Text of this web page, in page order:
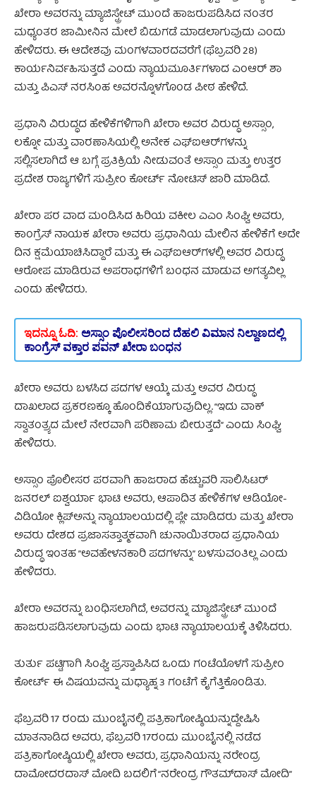
ಖೇರಾ ಅವರನ್ನು ಮ್ಯಾಜಿಸ್ಟ್ರೇಟ್ ಮುಂದೆ ಹಾಜರುಪಡಿಸಿದ ನಂತರ
ಮಧ್ಯಂತರ ಜಾಮೀನಿನ ಮೇಲೆ ಬಿಡುಗಡೆ ಮಾಡಲಾಗುವುದು ಎಂದು
ಹೇಳಿದರು. ಈ ಆದೇಶವು ಮಂಗಳವಾರದವರೆಗೆ (ಫೆಬ್ರವರಿ 28)
ಕಾರ್ಯನಿರ್ವಹಿಸುತ್ತದೆ ಎಂದು ನ್ಯಾಯಮೂರ್ತಿಗಳಾದ ಎಂಆರ್ ಶಾ
ಮತ್ತು ಪಿಎಸ್ ನರಸಿಂಹ ಅವರನ್ನೊಳಗೊಂಡ ಪೀಠ ಹೇಳಿದೆ.
ಪ್ರಧಾನಿ ವಿರುದ್ಧದ ಹೇಳಿಕೆಗಳಿಗಾಗಿ ಖೇರಾ ಅವರ ವಿರುದ್ಧ ಅಸ್ಸಾಂ,
ಲಕ್ನೋ ಮತ್ತು ವಾರಣಾಸಿಯಲ್ಲಿ ಅನೇಕ ಎಫ್‌ಐಆರ್‌ಗಳನ್ನು
ಸಲ್ಲಿಸಲಾಗಿದೆ ಆ ಬಗ್ಗೆ ಪ್ರತಿಕ್ರಿಯೆ ನೀಡುವಂತೆ ಅಸ್ಸಾಂ ಮತ್ತು ಉತ್ತರ
ಪ್ರದೇಶ ರಾಜ್ಯಗಳಿಗೆ ಸುಪ್ರೀಂ ಕೋರ್ಟ್ ನೋಟಿಸ್ ಜಾರಿ ಮಾಡಿದೆ.
ಖೇರಾ ಪರ ವಾದ ಮಂಡಿಸಿದ ಹಿರಿಯ ವಕೀಲ ಎಎಂ ಸಿಂಘ್ವಿ ಅವರು,
ಕಾಂಗ್ರೆಸ್ ನಾಯಕ ಖೇರಾ ಅವರು ಪ್ರಧಾನಿಯ ಮೇಲಿನ ಹೇಳಿಕೆಗೆ ಅದೇ
ದಿನ ಕ್ಷಮೆಯಾಚಿಸಿದ್ದಾರೆ ಮತ್ತು ಈ ಎಫ್‌ಐಆರ್‌ಗಳಲ್ಲಿ ಅವರ ವಿರುದ್ಧ
ಆರೋಪ ಮಾಡಿರುವ ಅಪರಾಧಗಳಿಗೆ ಬಂಧನ ಮಾಡುವ ಅಗತ್ಯವಿಲ್ಲ
ಎಂದು ಹೇಳಿದರು.
ಇದನ್ನೂ ಓದಿ: ಅಸ್ಸಾಂ ಪೊಲೀಸರಿಂದ ದೆಹಲಿ ವಿಮಾನ ನಿಲ್ದಾಣದಲ್ಲಿ
ಕಾಂಗ್ರೆಸ್ ವಕ್ತಾರ ಪವನ್ ಖೇರಾ ಬಂಧನ
ಖೇರಾ ಅವರು ಬಳಸಿದ ಪದಗಳ ಆಯ್ಕೆ ಮತ್ತು ಅವರ ವಿರುದ್ಧ
ದಾಖಲಾದ ಪ್ರಕರಣಕ್ಕೂ ಹೊಂದಿಕೆಯಾಗುವುದಿಲ್ಲ. “ಇದು ವಾಕ್
ಸ್ವಾತಂತ್ರ್ಯದ ಮೇಲೆ ನೇರವಾಗಿ ಪರಿಣಾಮ ಬೀರುತ್ತದೆ” ಎಂದು ಸಿಂಘ್ವಿ
ಹೇಳಿದರು.
ಅಸ್ಸಾಂ ಪೊಲೀಸರ ಪರವಾಗಿ ಹಾಜರಾದ ಹೆಚ್ಚುವರಿ ಸಾಲಿಸಿಟರ್
ಜನರಲ್ ಐಶ್ವರ್ಯಾ ಭಾಟಿ ಅವರು, ಆಪಾದಿತ ಹೇಳಿಕೆಗಳ ಆಡಿಯೋ-
ವಿಡಿಯೋ ಕ್ಲಿಪ್‌ಅನ್ನು ನ್ಯಾಯಾಲಯದಲ್ಲಿ ಪ್ಲೇ ಮಾಡಿದರು ಮತ್ತು ಖೇರಾ
ಅವರು ದೇಶದ ಪ್ರಜಾಸತ್ತಾತ್ಮಕವಾಗಿ ಚುನಾಯಿತರಾದ ಪ್ರಧಾನಿಯ
ವಿರುದ್ಧ ಇಂತಹ ”ಅವಹೇಳನಕಾರಿ ಪದಗಳನ್ನು” ಬಳಸುವಂತಿಲ್ಲ ಎಂದು
ಹೇಳಿದರು.
ಖೇರಾ ಅವರನ್ನು ಬಂಧಿಸಲಾಗಿದೆ, ಅವರನ್ನು ಮ್ಯಾಜಿಸ್ಟ್ರೇಟ್ ಮುಂದೆ
ಹಾಜರುಪಡಿಸಲಾಗುವುದು ಎಂದು ಭಾಟಿ ನ್ಯಾಯಾಲಯಕ್ಕೆ ತಿಳಿಸಿದರು.
ತುರ್ತು ಪಟ್ಟಿಗಾಗಿ ಸಿಂಘ್ವಿ ಪ್ರಸ್ತಾಪಿಸಿದ ಒಂದು ಗಂಟೆಯೊಳಗೆ ಸುಪ್ರೀಂ
ಕೋರ್ಟ್ ಈ ವಿಷಯವನ್ನು ಮಧ್ಯಾಹ್ನ 3 ಗಂಟೆಗೆ ಕೈಗೆತ್ತಿಕೊಂಡಿತು.
ಫೆಬ್ರವರಿ 17 ರಂದು ಮುಂಬೈನಲ್ಲಿ ಪತ್ರಿಕಾಗೋಷ್ಠಿಯನ್ನುದ್ದೇಷಿಸಿ
ಮಾತನಾಡಿದ ಅವರು, ಫೆಬ್ರವರಿ 17ರಂದು ಮುಂಬೈನಲ್ಲಿ ನಡೆದ
ಪತ್ರಿಕಾಗೋಷ್ಠಿಯಲ್ಲಿ ಖೇರಾ ಅವರು, ಪ್ರಧಾನಿಯನ್ನು ನರೇಂದ್ರ
ದಾಮೋದರದಾಸ್ ಮೋದಿ ಬದಲಿಗೆ “ನರೇಂದ್ರ ಗೌತಮ್‌ದಾಸ್ ಮೋದಿ”